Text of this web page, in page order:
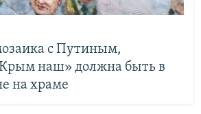
с Путиным,
наш» должна быть в
на храме